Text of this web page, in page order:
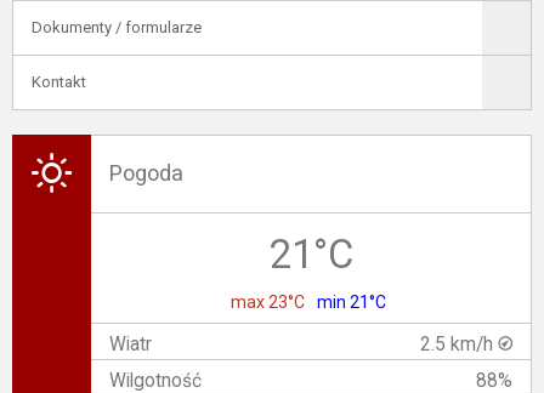
Dokumenty / formularze
Kontakt
Pogoda
21°C
max 23°C min 21°C
Wiatr
2.5 km/h
Wilgotność
88%